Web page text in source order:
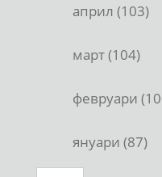
април (103)
март (104)
февруари
януари (87)